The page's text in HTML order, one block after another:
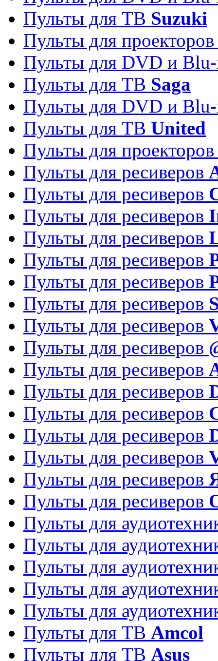
Пульты для ТВ Suzuki
Пульты для
Пульты для DVD и
Пульты для ТВ Saga
Пульты для DVD и
Пульты для ТВ United
Пульты для
Пульты для ресиверов
Пульты для ресиверов
Пульты для ресиверов
Пульты для ресиверов
Пульты для ресиверов
Пульты для ресиверов
Пульты для ресиверов
Пульты для ресиверов
Пульты для ресиверов
Пульты для ресиверов
Пульты для ресиверов
Пульты для ресиверов
Пульты для ресиверов
Пульты для ресиверов
Пульты для ресиверов
Пульты для ресиверов
Пульты для
Пульты для
Пульты для
Пульты для
Пульты для
Пульты для ТВ Amcol
Пульты для ТВ Asus